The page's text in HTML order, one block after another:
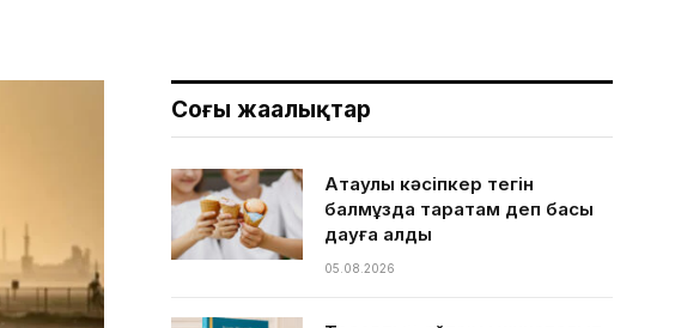
Соңғы жаңалықтар
Ақтаулық кәсіпкер тегін
балмұздақ таратам деп басы
дауға қалды
05.08.2026